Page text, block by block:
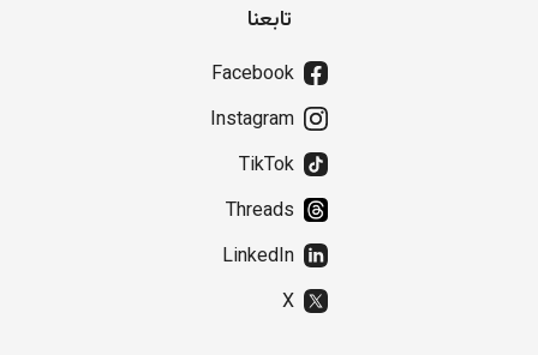
تابعنا
Facebook
Instagram
TikTok
Threads
LinkedIn
X